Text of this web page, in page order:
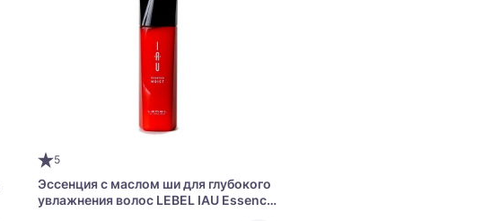
5
Эссенция с маслом ши для глубокого
увлажнения волос LEBEL IAU Essence